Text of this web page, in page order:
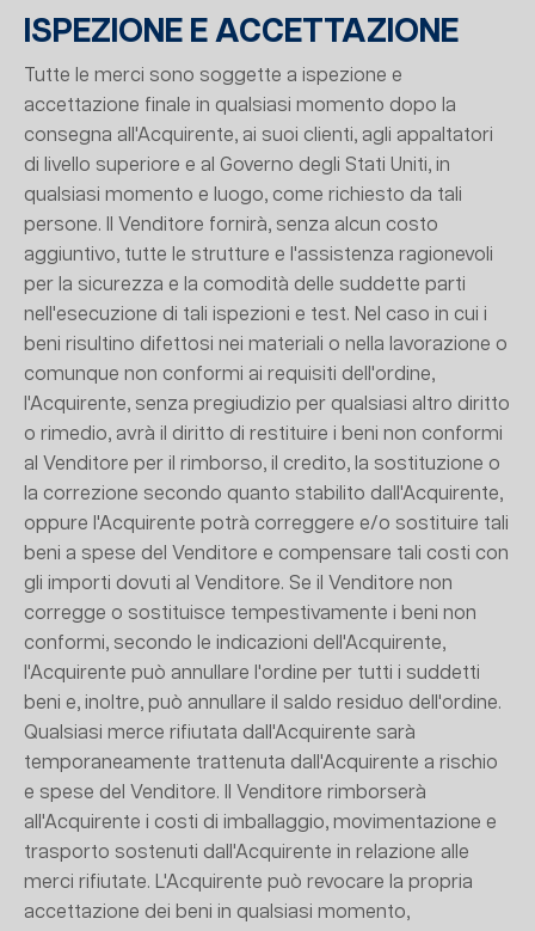
ISPEZIONE E ACCETTAZIONE
Tutte le merci sono soggette a ispezione e
accettazione finale in qualsiasi momento dopo la
consegna all'Acquirente, ai suoi clienti, agli appaltatori
di livello superiore e al Governo degli Stati Uniti, in
qualsiasi momento e luogo, come richiesto da tali
persone. Il Venditore fornirà, senza alcun costo
aggiuntivo, tutte le strutture e l'assistenza ragionevoli
per la sicurezza e la comodità delle suddette parti
nell'esecuzione di tali ispezioni e test. Nel caso in cui i
beni risultino difettosi nei materiali o nella lavorazione o
comunque non conformi ai requisiti dell'ordine,
l'Acquirente, senza pregiudizio per qualsiasi altro diritto
o rimedio, avrà il diritto di restituire i beni non conformi
al Venditore per il rimborso, il credito, la sostituzione o
la correzione secondo quanto stabilito dall'Acquirente,
oppure l'Acquirente potrà correggere e/o sostituire tali
beni a spese del Venditore e compensare tali costi con
gli importi dovuti al Venditore. Se il Venditore non
corregge o sostituisce tempestivamente i beni non
conformi, secondo le indicazioni dell'Acquirente,
l'Acquirente può annullare l'ordine per tutti i suddetti
beni e, inoltre, può annullare il saldo residuo dell'ordine.
Qualsiasi merce rifiutata dall'Acquirente sarà
temporaneamente trattenuta dall'Acquirente a rischio
e spese del Venditore. Il Venditore rimborserà
all'Acquirente i costi di imballaggio, movimentazione e
trasporto sostenuti dall'Acquirente in relazione alle
merci rifiutate. L'Acquirente può revocare la propria
accettazione dei beni in qualsiasi momento,